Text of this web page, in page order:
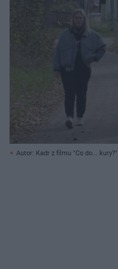
Autor: Kadr z filmu "Co do...